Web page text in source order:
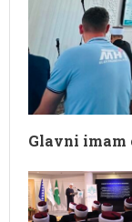
Glavni imam